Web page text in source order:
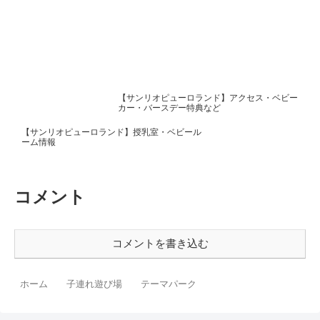
【サンリオピューロランド】アクセス・ベビー
カー・バースデー特典など
【サンリオピューロランド】授乳室・ベビール
ーム情報
コメント
コメントを書き込む
ホーム 子連れ遊び場 テーマパーク